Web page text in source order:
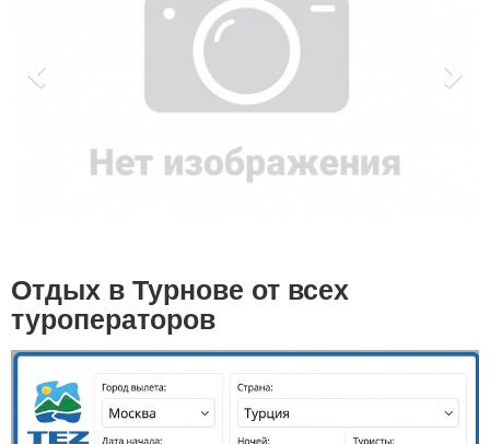
Отдых в Турнове от всех
туроператоров